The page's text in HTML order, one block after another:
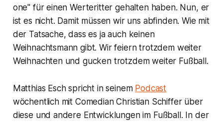
one" für einen Werteritter gehalten haben. Nun, er
ist es nicht. Damit müssen wir uns abfinden. Wie mit
der Tatsache, dass es ja auch keinen
Weihnachtsmann gibt. Wir feiern trotzdem weiter
Weihnachten und gucken trotzdem weiter Fußball.
Matthias Esch spricht in seinem Podcast
wöchentlich mit Comedian Christian Schiffer über
diese und andere Entwicklungen im Fußball. In der